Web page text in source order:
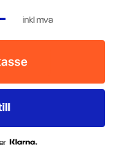
inkl mva